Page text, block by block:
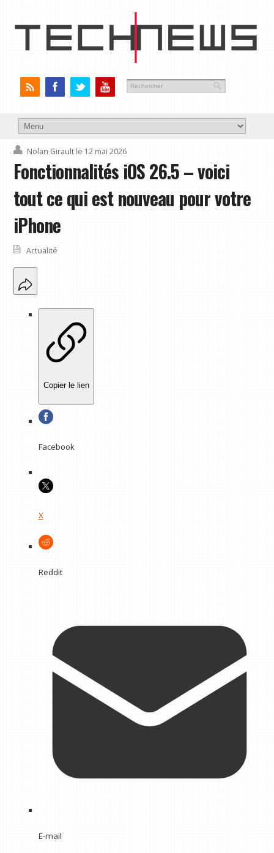
Nolan Girault le 12 mai 2026
Fonctionnalités iOS 26.5 – voici
tout ce qui est nouveau pour votre
iPhone
Actualité
Copier le lien
Facebook
X
Reddit
E-mail